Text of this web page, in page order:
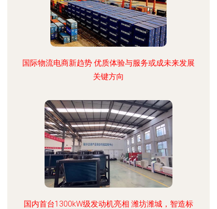
国际物流电商新趋势 优质体验与服务或成未来发展
关键方向
国内首台1300kW级发动机亮相 潍坊潍城，智造标